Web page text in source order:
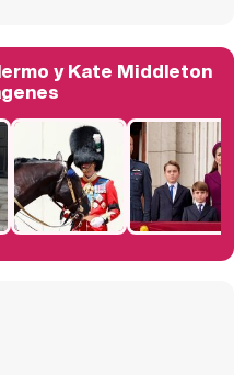
Belén Esteban: "Estoy emocionada, muy contenta y muy feliz por llegar a RTVE"
Manu Baqueiro: "Tuve como referente a Bruce Willis en 'Luz de Luna' para mi trabajo en la serie 'Perdiendo el juicio'"
y Kate Middleton